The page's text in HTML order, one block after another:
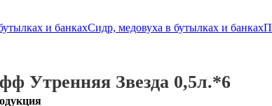
и банкахСидр, медовуха в бутылках и банках
Утренняя Звезда 0,5л.*6